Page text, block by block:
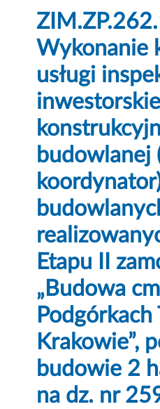
Wykonanie
usługi
budowlanej
Etapu II
„Budowa
Krakowie”,
budowie 2
na dz. nr